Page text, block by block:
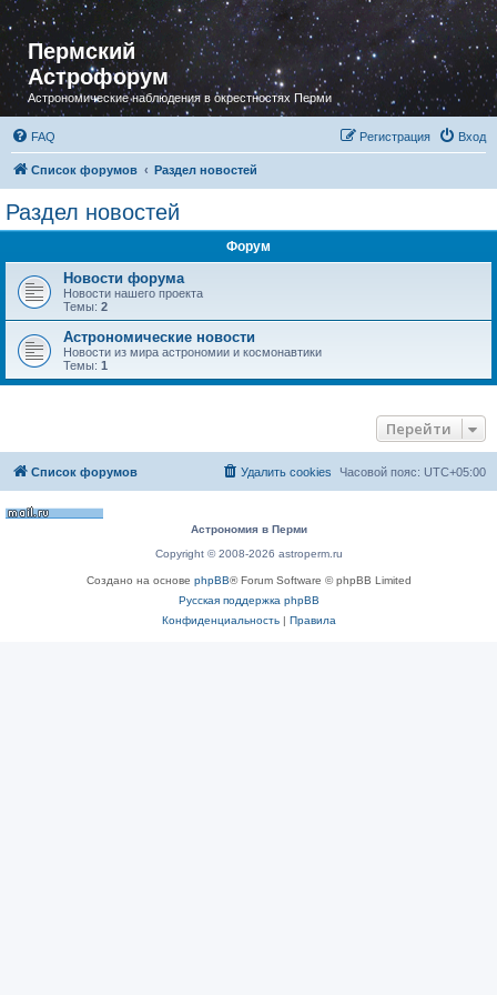
Пермский
Астрофорум
Астрономические наблюдения в окрестностях Перми
FAQ Вход
Регистрация
Список форумов Раздел новостей
Раздел новостей
Форум
Новости форума
Новости нашего проекта
Темы: 2
Астрономические новости
Новости из мира астрономии и космонавтики
Темы: 1
Перейти
Список форумов Часовой пояс: UTC+05:00
Удалить cookies
Астрономия в Перми
Copyright © 2008-2026 astroperm.ru
Создано на основе phpBB® Forum Software © phpBB Limited
Русская поддержка phpBB
Конфиденциальность| Правила